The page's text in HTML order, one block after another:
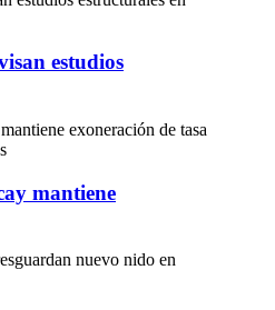
estudios
mantiene